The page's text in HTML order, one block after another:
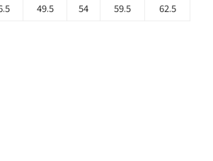
49.5 54 59.5 62.5